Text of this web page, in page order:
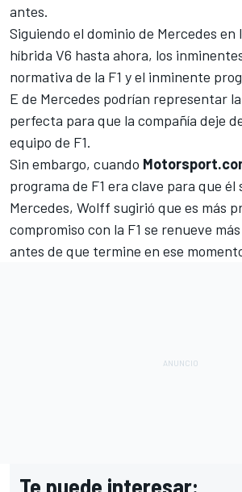
antes.
Siguiendo el dominio de Mercedes
híbrida V6 hasta ahora, los
normativa de la F1 y el inminente
E de Mercedes podrían representar
perfecta para que la compañía deje
equipo de F1.
Sin embargo, cuando
programa de F1 era clave para que él
Mercedes, Wolff sugirió que es más
compromiso con la F1 se renueve
antes de que termine en ese